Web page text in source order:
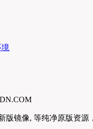
版镜像, 等纯净原版资